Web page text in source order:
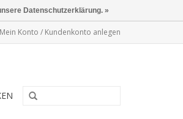
Mein Konto / Kundenkonto anlegen
Datenschutzerklärung. »